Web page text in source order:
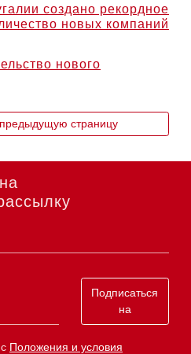
создано рекордное
новых компаний
нового
страницу
Подписаться
на
Положения и условия